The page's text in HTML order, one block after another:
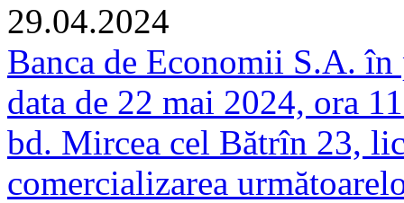
29.04.2024
Banca de Economii S.A. în
data de 22 mai 2024, ora
bd. Mircea cel Bătrîn 23,
comercializarea